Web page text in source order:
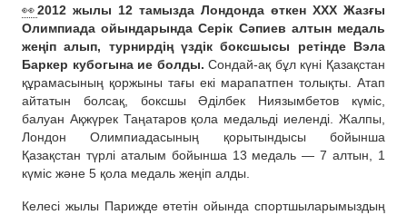
👀2012 жылы 12 тамызда Лондонда өткен ХХХ Жазғы
Олимпиада ойындарында Серік Сәпиев алтын медаль
жеңіп алып, турнирдің үздік боксшысы ретінде Вэла
Баркер кубогына ие болды.Сондай-ақ бұл күні Қазақстан
құрамасының қоржыны тағы екі марапатпен толықты. Атап
айтатын болсақ, боксшы Әділбек Ниязымбетов күміс,
балуан Ақжүрек Таңатаров қола медальді иеленді. Жалпы,
Лондон Олимпиадасының қорытындысы бойынша
Қазақстан түрлі аталым бойынша 13 медаль — 7 алтын, 1
күміс және 5 қола медаль жеңіп алды.
Келесі жылы Парижде өтетін ойында спортшыларымыздың